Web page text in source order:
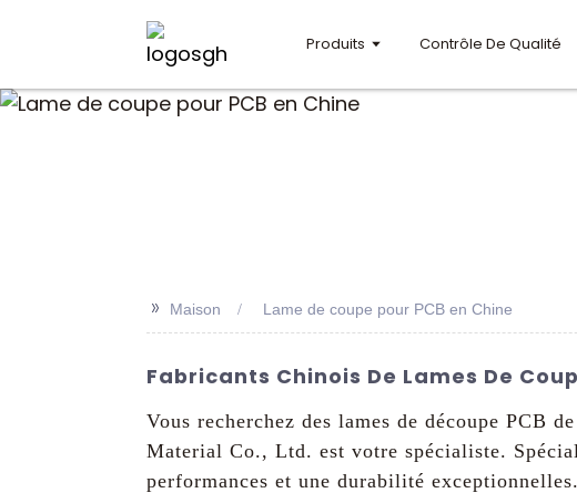
Produits Contrôle De Qualité
>> Maison Lame de coupe pour PCB en Chine
Fabricants Chinois De Lames De
Vous recherchez des lames de découpe PCB
Material Co., Ltd. est votre spécialiste.
performances et une durabilité